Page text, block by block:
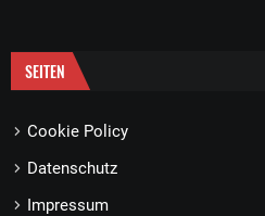
SEITEN
Cookie Policy
Datenschutz
Impressum